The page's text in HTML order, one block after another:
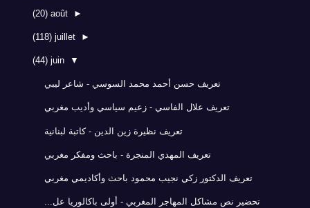
►
août
(20)
►
juillet
(118)
▼
juin
(44)
تعريف حسن أحمد محمد السوسي - شاعر ليبي
تعريف علال الفاسي - زعيم سياسي وأديب مغربي
تعريف نظيرة زين الدين - كاتبة لبنانية
تعريف المهدي المنجرة - باحث ومفكر مغربي
تعريف الدكتور زكي نجيب محمود باحث وأكاديمي مغربي
تحضير نص مشاكل المهاجر المغربي - أولى باكالوريا عل...